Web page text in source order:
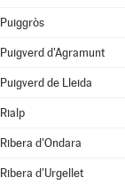
Puiggròs
Puigverd d'Agramunt
Puigverd de Lleida
Rialp
Ribera d'Ondara
Ribera d'Urgellet